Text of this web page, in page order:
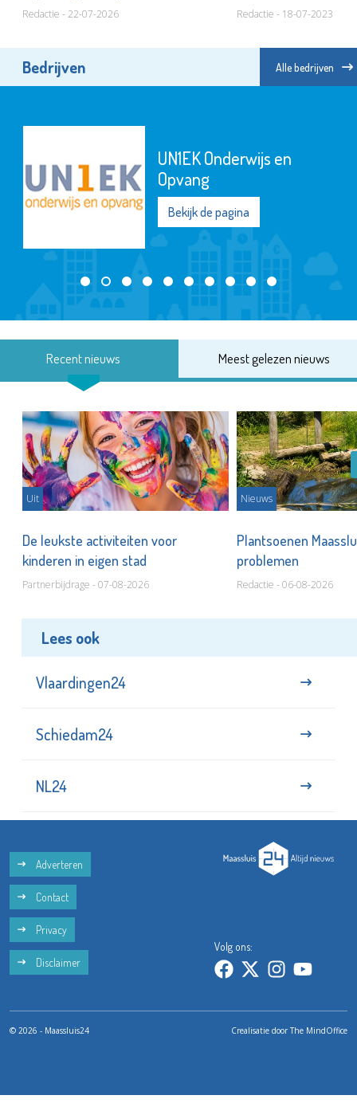
Redactie - 22-07-2026 Redactie - 18-07-2023
Bedrijven Alle bedrijven
UN1EK Onderwijs en
Opvang
Bekijk de pagina
Recent nieuws Meest gelezen nieuws
Uit
De leukste activiteiten voor
kinderen in eigen stad
Partnerbijdrage - 07-08-2026
Nieuws
Plantsoenen
problemen
Redactie - 06-08-2026
Lees ook
Vlaardingen24
Schiedam24
NL24
Adverteren
Contact
Privacy
Disclaimer
Volg ons:
© 2026 - Maassluis24 Crealisatie doorThe MindOffice